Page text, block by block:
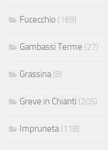
Fucecchio (169)
Gambassi Terme (27)
Grassina(8)
Greve in Chianti (205)
Impruneta(118)